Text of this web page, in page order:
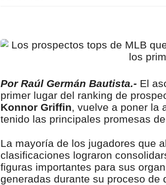
Por Raúl Germán Bautista.- El
primer lugar del ranking de
Konnor Griffin, vuelve a poner la
tenido las principales promesas
La mayoría de los jugadores que
clasificaciones lograron
figuras importantes para sus
generadas durante su proceso de